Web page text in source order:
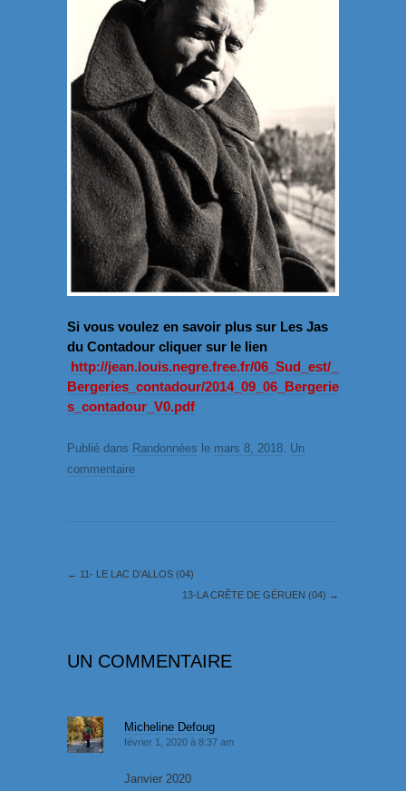
Si vous voulez en savoir plus sur Les Jas
du Contadour cliquer sur le lien
http://jean.louis.negre.free.fr/06_Sud_est/_
Bergeries_contadour/2014_09_06_Bergerie
s_contadour_V0.pdf
Publié dans Randonnées le mars 8, 2018 Un
commentaire
← 11- LE LAC D’ALLOS (04)
13-LA CRÊTE DE GÉRUEN (04) →
UN COMMENTAIRE
Micheline Defoug
février 1, 2020 à 8:37 am
Janvier 2020